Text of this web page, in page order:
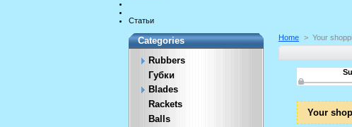
Статьи
Categories
Rubbers
Губки
Blades
Rackets
Balls
Home > Your
Your